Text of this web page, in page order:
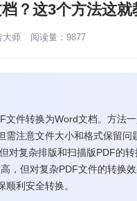
？这3个方法这就
大师 阅读量：9877
文件转换为Word文档。方法
需注意文件大小和格式保留
对复杂排版和扫描版PDF的
，但对复杂PDF文件的转换
利安全转换。